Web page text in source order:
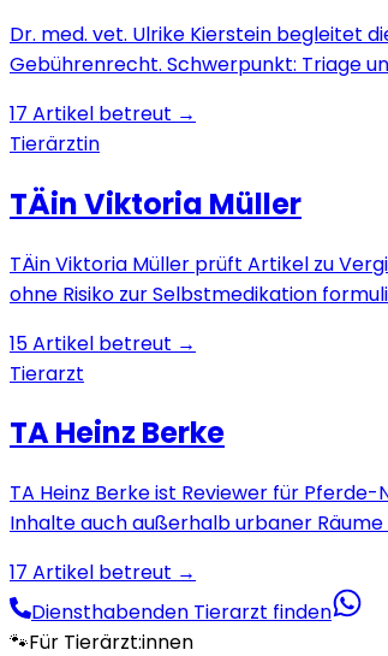
Dr. med. vet. Ulrike Kierstein begleitet
Gebührenrecht. Schwerpunkt: Triage
17 Artikel betreut →
Tierärztin
TÄin Viktoria Müller
TÄin Viktoria Müller prüft Artikel zu
ohne Risiko zur Selbstmedikation
15Artikel betreut →
Tierarzt
TA Heinz Berke
TA Heinz Berke ist Reviewer für
Inhalte auch außerhalb urbaner
17 Artikel betreut →
Diensthabenden Tierarzt finden
🐾Für Tierärzt:innen